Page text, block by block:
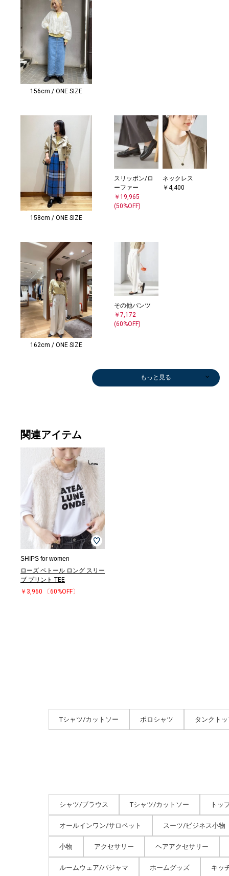
156cm / ONE SIZE
158cm / ONE SIZE
スリッポン/ロ
ーファー
￥19,965
(50%OFF)
ネックレス
￥4,400
162cm / ONE SIZE
その他パンツ
￥7,172
(60%OFF)
もっと見る
関連アイテム
SHIPS for women
ローズ ペトール ロング スリー
ブ プリント TEE
￥3,960
〔60%OFF〕
Tシャツ/カットソー ポロシャツ タンクト
シャツ/ブラウス Tシャツ/カットソー トッ
オールインワン/サロペット スーツ/ビジネス小物
小物 アクセサリー ヘアアクセサリー
ルームウェア/パジャマ ホームグッズ キッ